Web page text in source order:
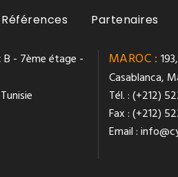
Références Partenaires
- 7ème étage -
MAROC :
Casablanca,
Tél. : (+212)
Fax : (+212)
Email :